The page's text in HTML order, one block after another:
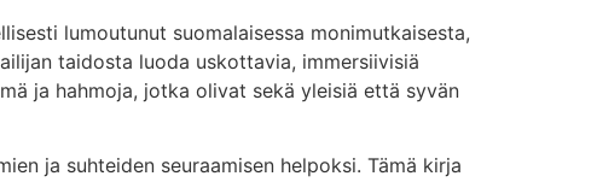
lumoutunut suomalaisessa monimutkaisesta,
taidosta luoda uskottavia, immersiivisiä
ja hahmoja, jotka olivat sekä yleisiä että syvän
ja suhteiden seuraamisen helpoksi. Tämä kirja